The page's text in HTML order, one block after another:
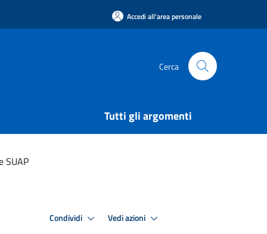
Accedi all'area personale
Cerca
Tutti gli argomenti
SUAP
Condividi Vedi azioni